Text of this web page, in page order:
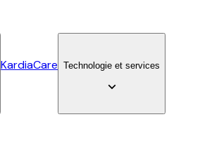
KardiaCare Technologie et services